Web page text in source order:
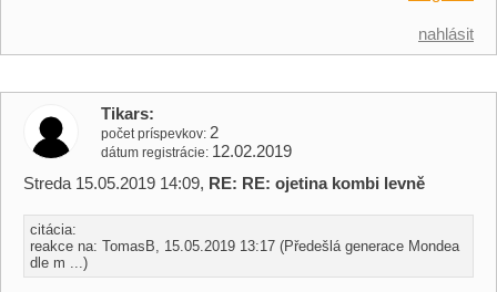
nahlásit
Tikars
počet príspevkov 2
dátum registrácie 12.02.2019
Streda 15.05.2019 14:09, RE: RE: ojetina kombi levně
citácia:
reakce na: TomasB, 15.05.2019 13:17 (Předešlá generace Mondea
dle m ...)